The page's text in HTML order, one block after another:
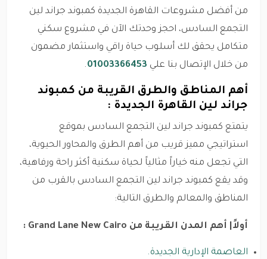
من أفضل مشروعات القاهرة الجديدة كمبوند جراند لين
التجمع السادس، احجز وحدتك الآن في مشروع سكني
متكامل يحقق لك أسلوب حياة راقي واستثمار مضمون
من خلال الإتصال بنا علي 01003366453
.
أهم المناطق والطرق القريبة من كمبوند
جراند لين القاهرة الجديدة :
يتمتع كمبوند جراند لين التجمع السادس بموقع
استراتيجي مميز قريب من أهم الطرق والمحاور الحيوية،
التي تجعل منه خياراً مثالياً لحياة سكنية أكثر راحة ورفاهية،
وقد يقع كمبوند جراند لين التجمع السادس بالقرب من
المناطق والمعالم والطرق التالية:
أولاً| أهم المدن القريبة من Grand Lane New Cairo :
العاصمة الإدارية الجديدة.